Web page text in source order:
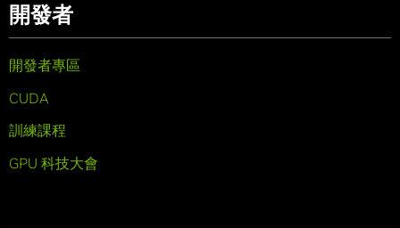
開發者
開發者專區
CUDA
訓練課程
GPU 科技大會